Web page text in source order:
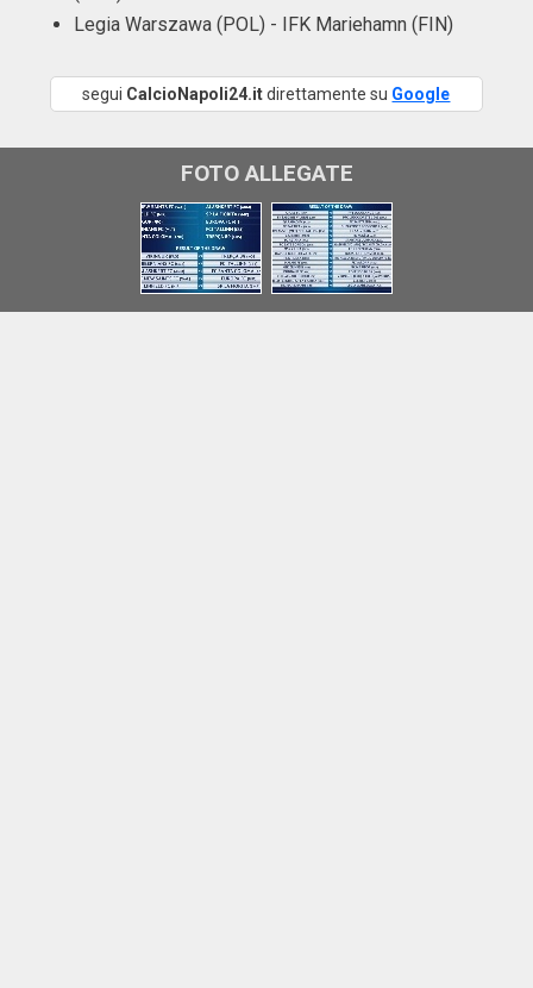
Legia Warszawa (POL) - IFK Mariehamn (FIN)
segui CalcioNapoli24.itdirettamente su Google
FOTO ALLEGATE